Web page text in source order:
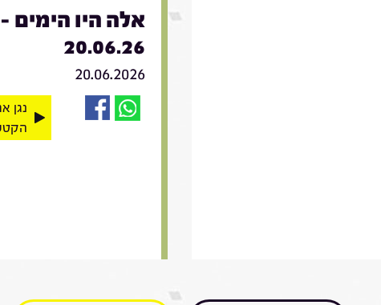
אלה היו הימים -
20.06.26
20.06.2026
נגן